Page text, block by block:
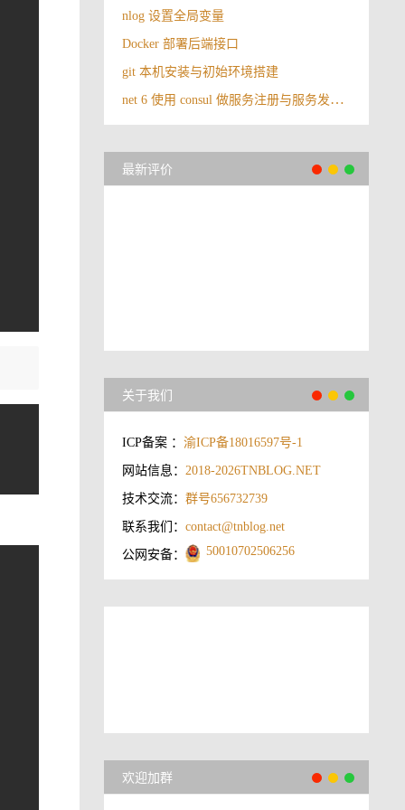
nlog 设置全局变量
Docker 部署后端接口
git 本机安装与初始环境搭建
net 6 使用 consul 做服务注册与服务发现（下）
最新评价
关于我们
ICP备案 ： 渝ICP备18016597号-1
网站信息： 2018-2026TNBLOG.NET
技术交流： 群号656732739
联系我们： contact@tnblog.net
公网安备： 50010702506256
欢迎加群